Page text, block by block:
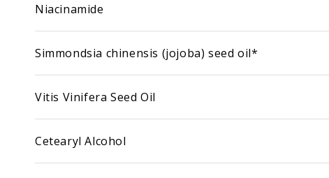
Niacinamide
Simmondsia chinensis (jojoba) seed oil*
Vitis Vinifera Seed Oil
Cetearyl Alcohol